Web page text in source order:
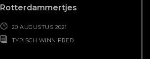
Rotterdammertjes
20 AUGUSTUS 2021
TYPISCH WINNIFRED